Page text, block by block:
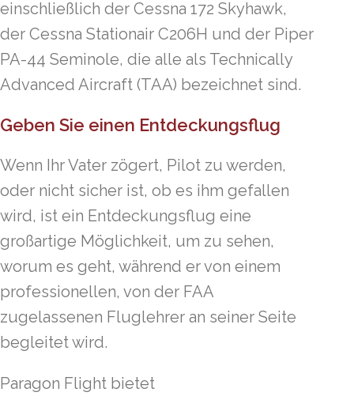
einschließlich der Cessna 172 Skyhawk,
der Cessna Stationair C206H und der Piper
PA-44 Seminole, die alle als Technically
Advanced Aircraft (TAA) bezeichnet sind.
Geben Sie einen Entdeckungsflug
Wenn Ihr Vater zögert, Pilot zu werden,
oder nicht sicher ist, ob es ihm gefallen
wird, ist ein Entdeckungsflug eine
großartige Möglichkeit, um zu sehen,
worum es geht, während er von einem
professionellen, von der FAA
zugelassenen Fluglehrer an seiner Seite
begleitet wird.
Paragon Flight bietet